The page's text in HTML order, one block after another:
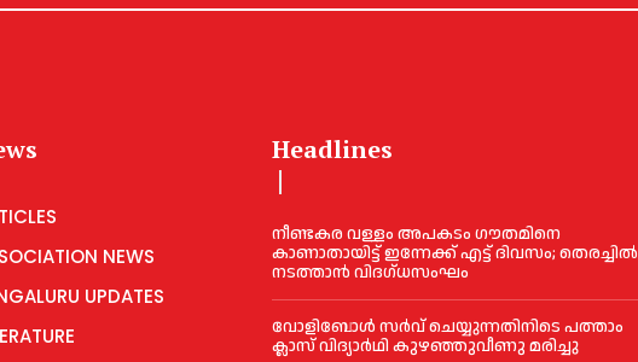
NEWS
UPDATES
Headlines
നീണ്ടകര വള്ളം അപകടം ഗൗതമിനെ
കാണാതായിട്ട് ഇന്നേക്ക് എട്ട് ദിവസം; തെരച്ചില്‍
നടത്താൻ വിദഗ്ധസംഘം
വോളിബോൾ സർവ് ചെയ്യുന്നതിനിടെ പത്താം
ക്ലാസ് വിദ്യാർഥി കുഴഞ്ഞുവീണു മരിച്ചു